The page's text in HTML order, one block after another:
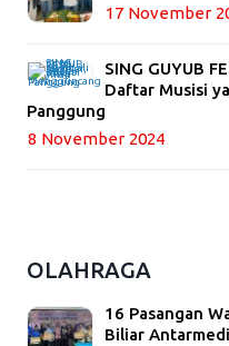
17 November
SING GUYUB
Daftar Musisi
Panggung
8 November 2024
OLAHRAGA
16 Pasangan
Biliar